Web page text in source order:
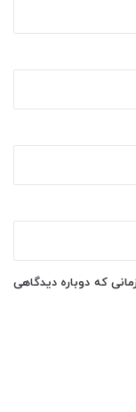
که دوباره دیدگاهی